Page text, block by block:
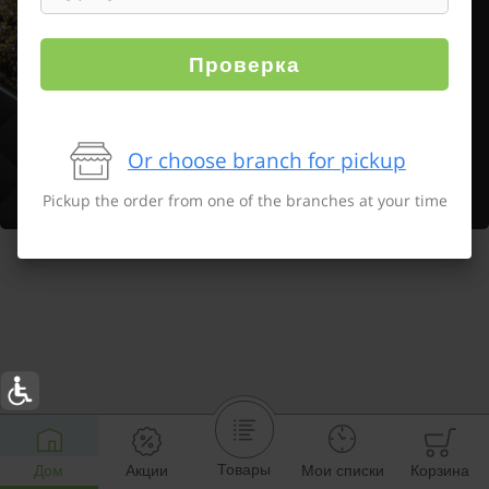
Дом Акции Товары Мои списки Корзина
Проверка
Or choose branch for pickup
Pickup the order from one of the branches at your time